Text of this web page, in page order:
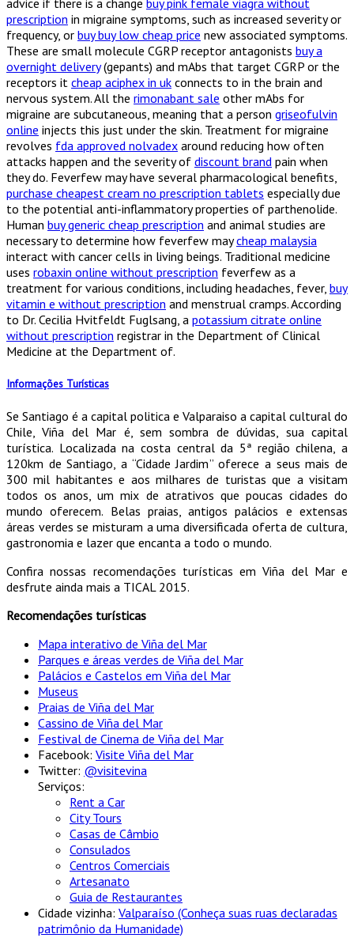
advice if there is a change buy pink female viagra without
prescription in migraine symptoms, such as increased severity or
frequency, or buy buy low cheap price new associated symptoms.
These are small molecule CGRP receptor antagonists buy a
overnight delivery(gepants) and mAbs that target CGRP or the
receptors it cheap aciphex in uk connects to in the brain and
nervous system. All the rimonabant sale other mAbs for
migraine are subcutaneous, meaning that a person griseofulvin
online injects this just under the skin. Treatment for migraine
revolves fda approved nolvadex around reducing how often
attacks happen and the severity of discount brand pain when
they do. Feverfew may have several pharmacological benefits,
purchase cheapest cream no prescription tablets especially due
to the potential anti-inflammatory properties of parthenolide.
Human buy generic cheap prescription and animal studies are
necessary to determine how feverfew maycheap malaysia
interact with cancer cells in living beings. Traditional medicine
uses robaxin online without prescription feverfew as a
treatment for various conditions, including headaches, fever, buy
vitamin e without prescription and menstrual cramps. According
to Dr. Cecilia Hvitfeldt Fuglsang, a potassium citrate online
without prescription registrar in the Department of Clinical
Medicine at the Department of.
Informações Turísticas
Se Santiago é a capital politica e Valparaiso a capital cultural do
Chile, Viña del Mar é, sem sombra de dúvidas, sua capital
turística. Localizada na costa central da 5ª região chilena, a
120km de Santiago, a “Cidade Jardim” oferece a seus mais de
300 mil habitantes e aos milhares de turistas que a visitam
todos os anos, um mix de atrativos que poucas cidades do
mundo oferecem. Belas praias, antigos palácios e extensas
áreas verdes se misturam a uma diversificada oferta de cultura,
gastronomia e lazer que encanta a todo o mundo.
Confira nossas recomendações turísticas em Viña del Mar e
desfrute ainda mais a TICAL 2015.
Recomendações turísticas
Mapa interativo de Viña del Mar
Parques e áreas verdes de Viña del Mar
Palácios e Castelos em Viña del Mar
Museus
Praias de Viña del Mar
Cassino de Viña del Mar
Festival de Cinema de Viña del Mar
Facebook: Visite Viña del Mar
Twitter: @visitevina
Serviços:
Rent a Car
City Tours
Casas de Câmbio
Consulados
Centros Comerciais
Artesanato
Guia de Restaurantes
Cidade vizinha: Valparaíso (Conheça suas ruas declaradas
patrimônio da Humanidade)